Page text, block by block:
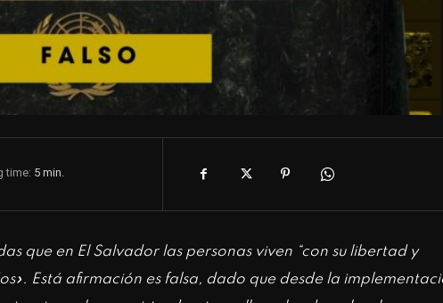
time: 5min.
que en El Salvador las personas viven “con su libertad y
Está afirmación es falsa, dado que desde la